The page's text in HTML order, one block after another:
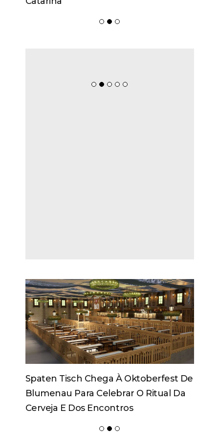
Spaten Tisch Chega À Oktoberfest De
Blumenau Para Celebrar O Ritual Da
Cerveja E Dos Encontros